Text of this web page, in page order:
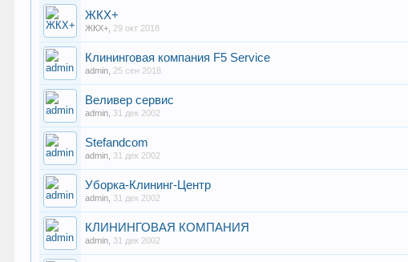
ЖКХ+
ЖКХ+ 29 окт 2018
Клининговая компания F5 Service
admin 25 сен 2018
Веливер сервис
admin 31 дек 2002
Stefandcom
admin 31 дек 2002
Уборка-Клининг-Центр
admin 31 дек 2002
КЛИНИНГОВАЯ КОМПАНИЯ
admin 31 дек 2002